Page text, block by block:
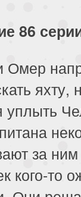
86
Омер
яхту,
уплыть
за
кого-то